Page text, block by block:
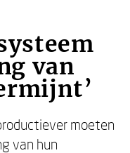
van
moeten
van hun